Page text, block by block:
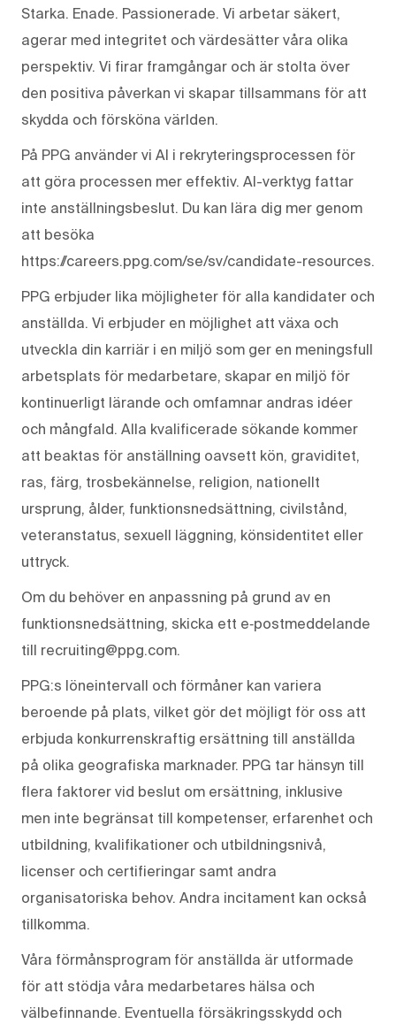
Starka. Enade. Passionerade. Vi arbetar säkert,
agerar med integritet och värdesätter våra olika
perspektiv. Vi firar framgångar och är stolta över
den positiva påverkan vi skapar tillsammans för att
skydda och försköna världen.
På PPG använder vi AI i rekryteringsprocessen för
att göra processen mer effektiv. AI-verktyg fattar
inte anställningsbeslut. Du kan lära dig mer genom
att besöka
https://careers.ppg.com/se/sv/candidate-resources.
PPG erbjuder lika möjligheter för alla kandidater och
anställda. Vi erbjuder en möjlighet att växa och
utveckla din karriär i en miljö som ger en meningsfull
arbetsplats för medarbetare, skapar en miljö för
kontinuerligt lärande och omfamnar andras idéer
och mångfald. Alla kvalificerade sökande kommer
att beaktas för anställning oavsett kön, graviditet,
ras, färg, trosbekännelse, religion, nationellt
ursprung, ålder, funktionsnedsättning, civilstånd,
veteranstatus, sexuell läggning, könsidentitet eller
uttryck.
Om du behöver en anpassning på grund av en
funktionsnedsättning, skicka ett e‑postmeddelande
till recruiting@ppg.com.
PPG:s löneintervall och förmåner kan variera
beroende på plats, vilket gör det möjligt för oss att
erbjuda konkurrenskraftig ersättning till anställda
på olika geografiska marknader. PPG tar hänsyn till
flera faktorer vid beslut om ersättning, inklusive
men inte begränsat till kompetenser, erfarenhet och
utbildning, kvalifikationer och utbildningsnivå,
licenser och certifieringar samt andra
organisatoriska behov. Andra incitament kan också
tillkomma.
Våra förmånsprogram för anställda är utformade
för att stödja våra medarbetares hälsa och
välbefinnande. Eventuella försäkringsskydd och